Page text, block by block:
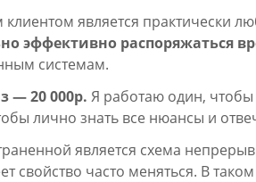
является практически
эффективно распоряжаться
системам.
— 20 000р. Я работаю один,
лично знать все нюансы и
является схема
свойство часто меняться. В